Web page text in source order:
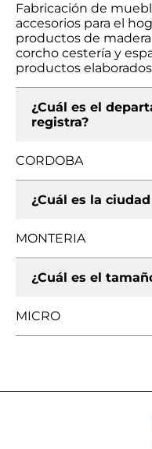
Fabricación de
accesorios para el
productos de
corcho cestería y
productos
¿Cuál es el
registra?
CORDOBA
¿Cuál es la
MONTERIA
¿Cuál es el
MICRO